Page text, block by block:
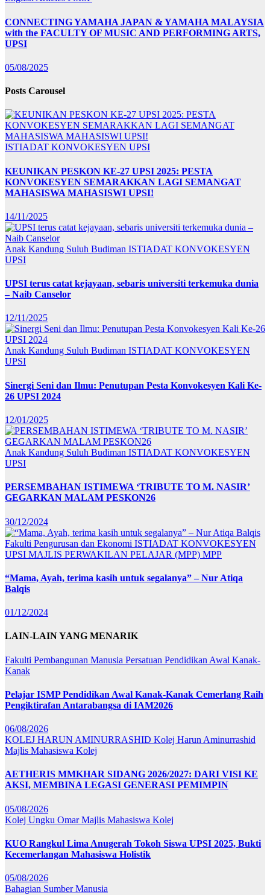
CONNECTING YAMAHA JAPAN & YAMAHA MALAYSIA
with the FACULTY OF MUSIC AND PERFORMING ARTS,
UPSI
05/08/2025
Posts Carousel
ISTIADAT KONVOKESYEN UPSI
KEUNIKAN PESKON KE-27 UPSI 2025: PESTA
KONVOKESYEN SEMARAKKAN LAGI SEMANGAT
MAHASISWA MAHASISWI UPSI!
14/11/2025
Anak Kandung Suluh Budiman ISTIADAT KONVOKESYEN
UPSI
UPSI terus catat kejayaan, sebaris universiti terkemuka dunia
– Naib Canselor
12/11/2025
Anak Kandung Suluh Budiman ISTIADAT KONVOKESYEN
UPSI
Sinergi Seni dan Ilmu: Penutupan Pesta Konvokesyen Kali Ke-
26 UPSI 2024
12/01/2025
Anak Kandung Suluh Budiman ISTIADAT KONVOKESYEN
UPSI
PERSEMBAHAN ISTIMEWA ‘TRIBUTE TO M. NASIR’
GEGARKAN MALAM PESKON26
30/12/2024
Fakulti Pengurusan dan Ekonomi ISTIADAT KONVOKESYEN
UPSI MAJLIS PERWAKILAN PELAJAR (MPP) MPP
“Mama, Ayah, terima kasih untuk segalanya” – Nur Atiqa
Balqis
01/12/2024
LAIN-LAIN YANG MENARIK
Fakulti Pembangunan Manusia Persatuan Pendidikan Awal Kanak-
Kanak
Pelajar ISMP Pendidikan Awal Kanak-Kanak Cemerlang Raih
Pengiktirafan Antarabangsa di IAM2026
06/08/2026
KOLEJ HARUN AMINURRASHID Kolej Harun Aminurrashid
Majlis Mahasiswa Kolej
AETHERIS MMKHAR SIDANG 2026/2027: DARI VISI KE
AKSI, MEMBINA LEGASI GENERASI PEMIMPIN
05/08/2026
Kolej Ungku OmarMajlis Mahasiswa Kolej
KUO Rangkul Lima Anugerah Tokoh Siswa UPSI 2025, Bukti
Kecemerlangan Mahasiswa Holistik
05/08/2026
Bahagian Sumber Manusia